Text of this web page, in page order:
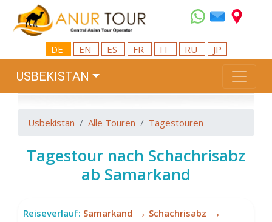
DE EN ES FR IT RU JP
USBEKISTAN
Usbekistan Alle Touren Tagestouren
Tagestour nach Schachrisabz
ab Samarkand
Reiseverlauf: Samarkand → Schachrisabz →